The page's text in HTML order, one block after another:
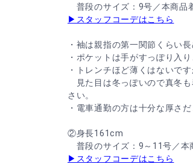
普段のサイズ：9号／本商品
▶スタッフコーデはこちら
・袖は親指の第一関節くらい長
・ポケットは手がすっぽり入
・トレンチほど薄くはないで
見た目は冬っぽいので真冬
さい。
・電車通勤の方は十分な厚さだ
②身長161cm
普段のサイズ：9～11号／本
▶スタッフコーデはこちら